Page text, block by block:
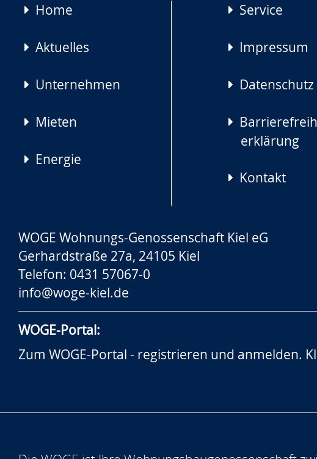
Navigation
Home
Aktuelles
Unternehmen
Mieten
Energie
Service
Impressum
Datenschutz
erklärung
Kontakt
WOGE Wohnungs-Genossenschaft Kiel eG
Gerhardstraße 27a, 24105 Kiel
Telefon: 0431 57067-0
info@woge-kiel.de
WOGE-Portal:
Zum WOGE-Portal - registrieren und anmelden.